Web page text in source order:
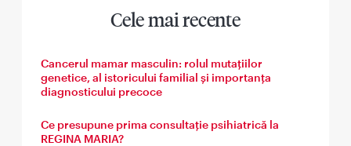
Cele mai recente
Cancerul mamar masculin: rolul mutațiilor
genetice, al istoricului familial și importanța
diagnosticului precoce
Ce presupune prima consultație psihiatrică la
REGINA MARIA?